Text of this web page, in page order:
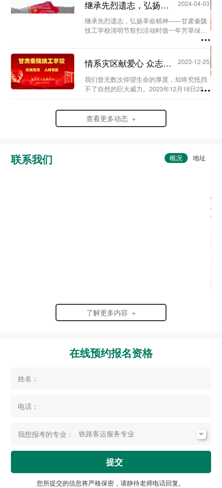
日，我校...
继承先烈遗志，弘扬革命精神-甘肃秦陇技工学校清明节祭扫活动...
2024-04-03
继承先烈遗志，弘扬革命精神——甘肃秦陇
技工学校清明节祭扫活动时值一年芳草绿，
又是一年清明时。为缅怀革命先烈、铭记历
烈精神，在党支部及校团委的组织领导下，
我校于20...
情系灾区献爱心 众志成城渡难关...
2023-12-25
我们曾无数次仰望生命的厚度，却终究抵挡
不了自然的巨大威力。2023年12月18日23时
州积石山县，灾情范围波及到了甘肃、青海
两省。...
查看更多动态 +
联系我们
了解更多内容 +
在线预约报名资格
姓名：
电话：
我想报考的专业：
提交
您所提交的信息将严格保密，请静待老师电话回复。